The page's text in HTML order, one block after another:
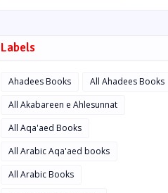
Labels
Ahadees Books
All Ahadees Books
All Akabareen e Ahlesunnat
All Aqa'aed Books
All Arabic Aqa'aed books
All Arabic Books